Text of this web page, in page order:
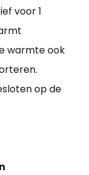
voor 1
warmte ook
op de